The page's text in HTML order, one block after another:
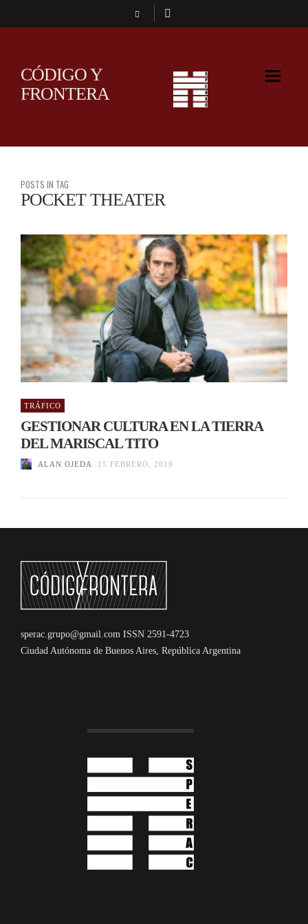
CÓDIGO Y
FRONTERA
POSTS IN TAG
POCKET THEATER
TRÁFICO
GESTIONAR CULTURA EN LA TIERRA
DEL MARISCAL TITO
ALAN OJEDA 15 FEBRERO, 2019
sperac.grupo@gmail.com ISSN 2591-4723
Ciudad Autónoma de Buenos Aires, República Argentina